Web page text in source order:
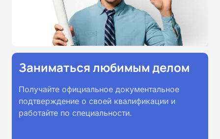
Заниматься любимым делом
Получайте официальное документальное
подтверждение о своей квалификации и
работайте по специальности.